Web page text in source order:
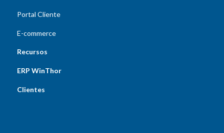
Portal Cliente
E-commerce
Recursos
ERP WinThor
Clientes